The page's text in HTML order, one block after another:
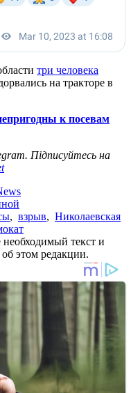
три человека
на тракторе в
к посевам
Підписуйтесь на
, взрыв, Николаевская
текст и
этом редакции.